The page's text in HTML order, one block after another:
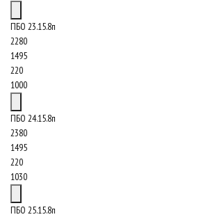
ПБО 23.15.8п
2280
1495
220
1000
ПБО 24.15.8п
2380
1495
220
1030
ПБО 25.15.8п